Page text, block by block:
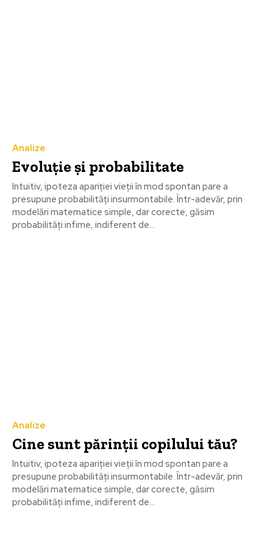
Analize
Evoluţie și probabilitate
Intuitiv, ipoteza apariţiei vieţii în mod spontan pare a
presupune probabilităţi insurmontabile. Într-adevăr, prin
modelări matematice simple, dar corecte, găsim
probabilităţi infime, indiferent de...
Analize
Cine sunt părinţii copilului tău?
Intuitiv, ipoteza apariţiei vieţii în mod spontan pare a
presupune probabilităţi insurmontabile. Într-adevăr, prin
modelări matematice simple, dar corecte, găsim
probabilităţi infime, indiferent de...